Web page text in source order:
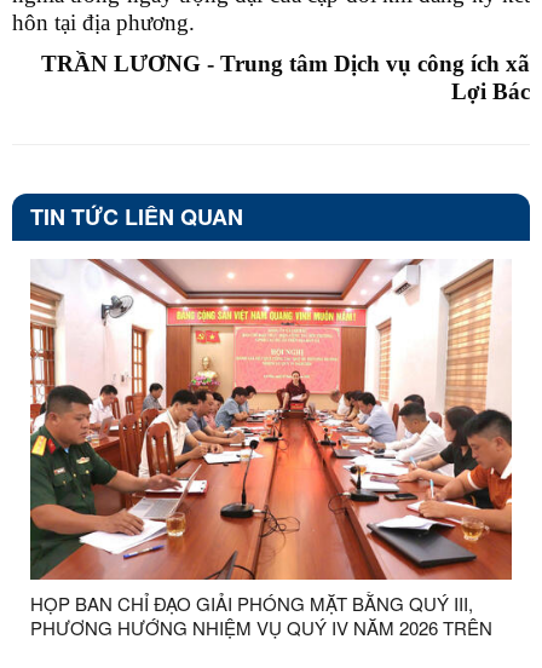
hôn tại địa phương.
TRẦN LƯƠNG - Trung tâm Dịch vụ công ích xã
Lợi Bác
TIN TỨC LIÊN QUAN
HỌP BAN CHỈ ĐẠO GIẢI PHÓNG MẶT BẰNG QUÝ III,
PHƯƠNG HƯỚNG NHIỆM VỤ QUÝ IV NĂM 2026 TRÊN